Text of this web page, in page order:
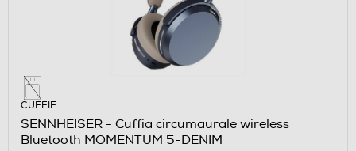
CUFFIE
SENNHEISER - Cuffia circumaurale wireless
Bluetooth MOMENTUM 5-DENIM